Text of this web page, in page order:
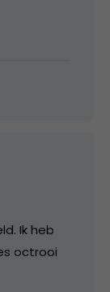
Ik heb
octrooi